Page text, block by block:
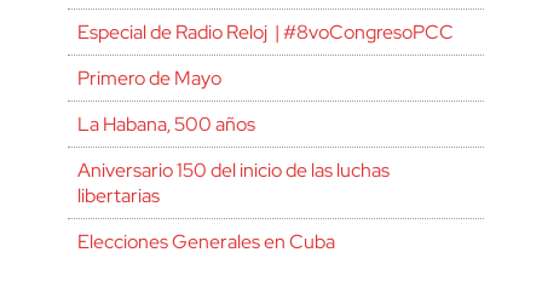
Especial de Radio Reloj | #8voCongresoPCC
Primero de Mayo
La Habana, 500 años
Aniversario 150 del inicio de las luchas
libertarias
Elecciones Generales en Cuba